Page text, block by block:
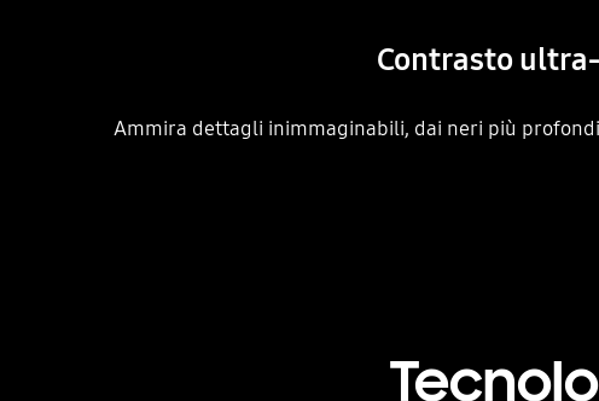
Contrasto
Ammira dettagli inimmaginabili, dai neri più